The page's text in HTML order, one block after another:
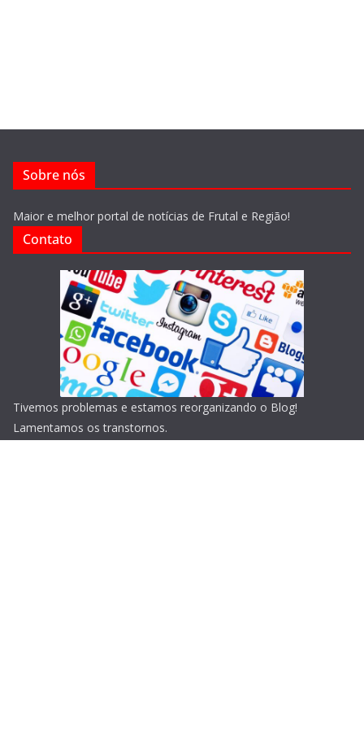
Sobre nós
Maior e melhor portal de notícias de Frutal e Região!
Contato
Tivemos problemas e estamos reorganizando o Blog!
Lamentamos os transtornos.